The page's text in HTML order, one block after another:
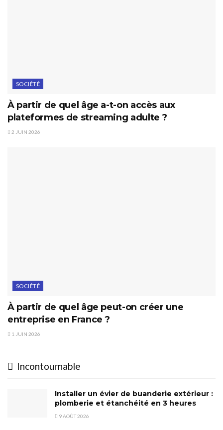
SOCIÉTÉ
À partir de quel âge a-t-on accès aux
plateformes de streaming adulte ?
2 JUIN 2026
SOCIÉTÉ
À partir de quel âge peut-on créer une
entreprise en France ?
1 JUIN 2026
Incontournable
Installer un évier de buanderie extérieur :
plomberie et étanchéité en 3 heures
9 AOÛT 2026